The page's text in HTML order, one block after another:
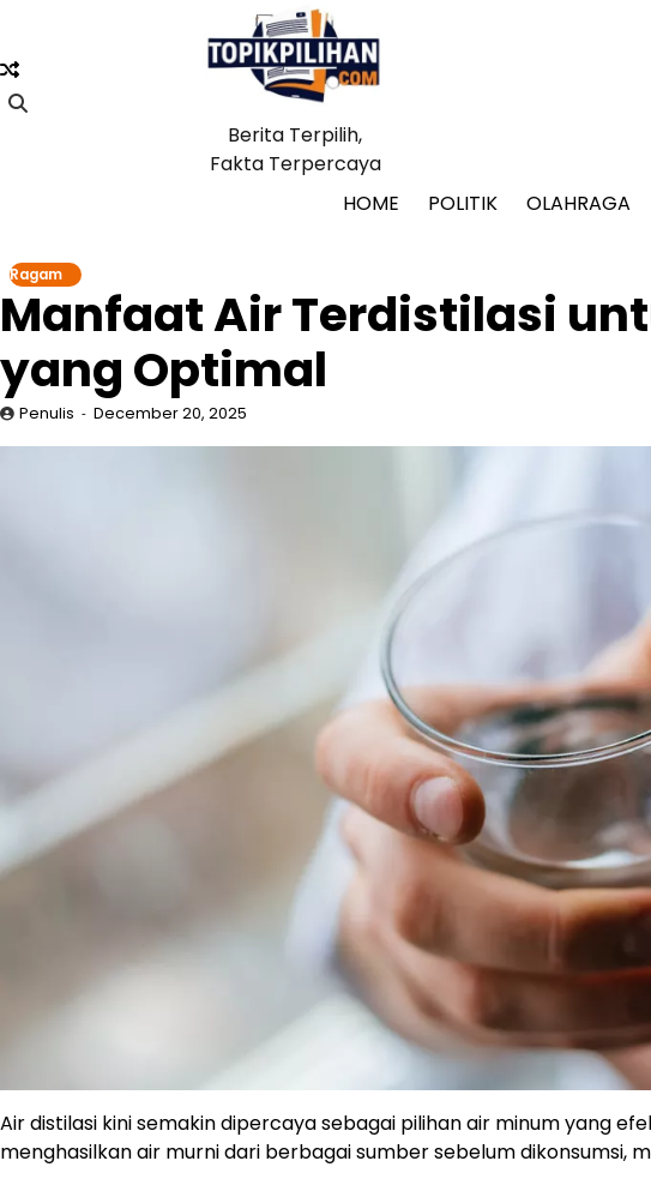
content
Berita Terpilih,
Fakta Terpercaya
HOME
POLITIK OLAHRAGA
Ragam
Manfaat Air Terdistilasi
yang Optimal
Penulis December 20, 2025
Air distilasi kini semakin dipercaya sebagai pilihan air minum yang
menghasilkan air murni dari berbagai sumber sebelum dikonsumsi,